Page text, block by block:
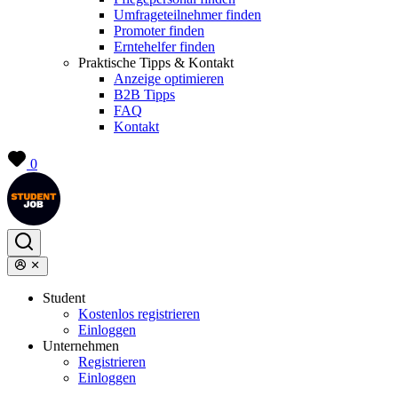
Umfrageteilnehmer finden
Promoter finden
Erntehelfer finden
Praktische Tipps & Kontakt
Anzeige optimieren
B2B Tipps
FAQ
Kontakt
0
Student
Kostenlos registrieren
Einloggen
Unternehmen
Registrieren
Einloggen